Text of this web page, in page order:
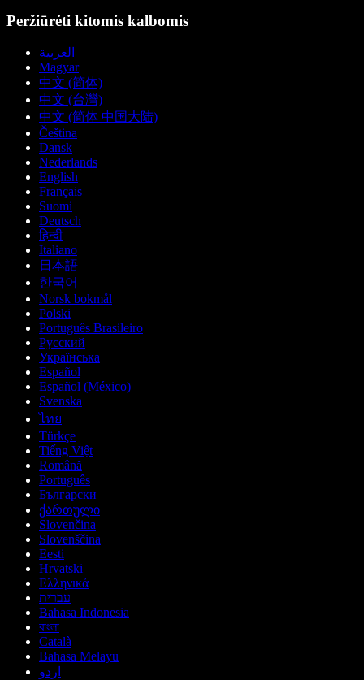
Peržiūrėti kitomis kalbomis
العربية
Magyar
中文 (简体)
中文 (台灣)
中文 (简体 中国大陆)
Čeština
Dansk
Nederlands
English
Français
Suomi
Deutsch
हिन्दी
Italiano
日本語
한국어
Norsk bokmål
Polski
Português Brasileiro
Русский
Українська
Español
Español (México)
Svenska
ไทย
Türkçe
Tiếng Việt
Română
Português
Български
ქართული
Slovenčina
Slovenščina
Eesti
Hrvatski
Ελληνικά
עברית
Bahasa Indonesia
বাংলা
Català
Bahasa Melayu
اردو